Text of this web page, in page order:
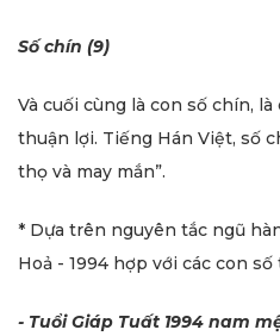
Số chín (9)
Và cuối cùng là con số chín,
thuận lợi. Tiếng Hán Việt, số
thọ và may mắn”.
* Dựa trên nguyên tắc ngũ
Hoả - 1994 hợp với các con
- Tuổi Giáp Tuất 1994 nam